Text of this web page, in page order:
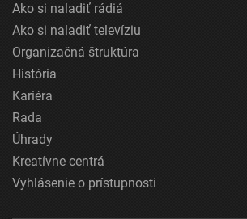
Ako si naladiť rádiá
Ako si naladiť televíziu
Organizačná štruktúra
História
Kariéra
Rada
Úhrady
Kreatívne centrá
Vyhlásenie o prístupnosti